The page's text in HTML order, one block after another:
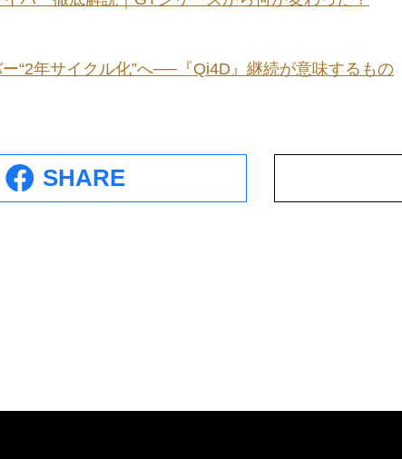
“2年サイクル化”へ──『Qi4D』継続が意味するもの
SHARE